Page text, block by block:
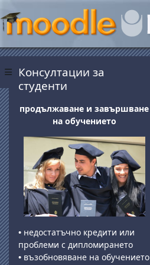
Страничен панел
Блокове
Консултации за
студенти
продължаване и завършване
на обучението
• недостатъчно кредити или
проблеми с дипломирането
• възобновяване на обучението